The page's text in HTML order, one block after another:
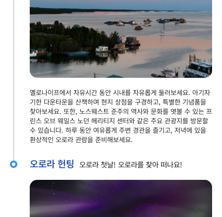
옐로나이프에서 자유시간 동안 시내를 자유롭게 둘러보세요. 아기자
기한 다운타운을 산책하며 현지 상점을 구경하고, 특별한 기념품을
찾아보세요. 또한, 노스웨스트 준주의 역사와 문화를 엿볼 수 있는 프
린스 오브 웨일스 노던 헤리티지 센터와 같은 주요 관광지를 방문할
수 있습니다. 하루 동안 여유롭게 주변 경관을 즐기고, 저녁에 있을
환상적인 오로라 관람을 준비해보세요.
오로라 헌팅 오로라 첫날! 오로라를 찾아 떠나요!